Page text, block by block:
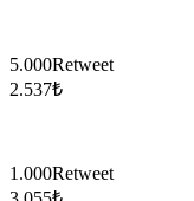
5.000Retweet
2.537₺
1.000Retweet